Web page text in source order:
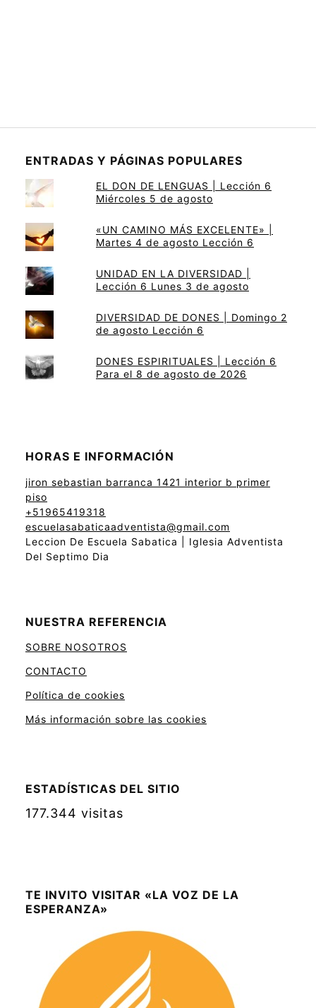
ENTRADAS Y PÁGINAS POPULARES
EL DON DE LENGUAS | Lección 6
Miércoles 5 de agosto
«UN CAMINO MÁS EXCELENTE» |
Martes 4 de agosto Lección 6
UNIDAD EN LA DIVERSIDAD |
Lección 6 Lunes 3 de agosto
DIVERSIDAD DE DONES | Domingo 2
de agosto Lección 6
DONES ESPIRITUALES | Lección 6
Para el 8 de agosto de 2026
HORAS E INFORMACIÓN
jiron sebastian barranca 1421 interior b primer
piso
+51965419318
escuelasabaticaadventista@gmail.com
Leccion De Escuela Sabatica | Iglesia Adventista
Del Septimo Dia
NUESTRA REFERENCIA
SOBRE NOSOTROS
CONTACTO
Política de cookies
Más información sobre las cookies
ESTADÍSTICAS DEL SITIO
177.344 visitas
TE INVITO VISITAR «LA VOZ DE LA
ESPERANZA»